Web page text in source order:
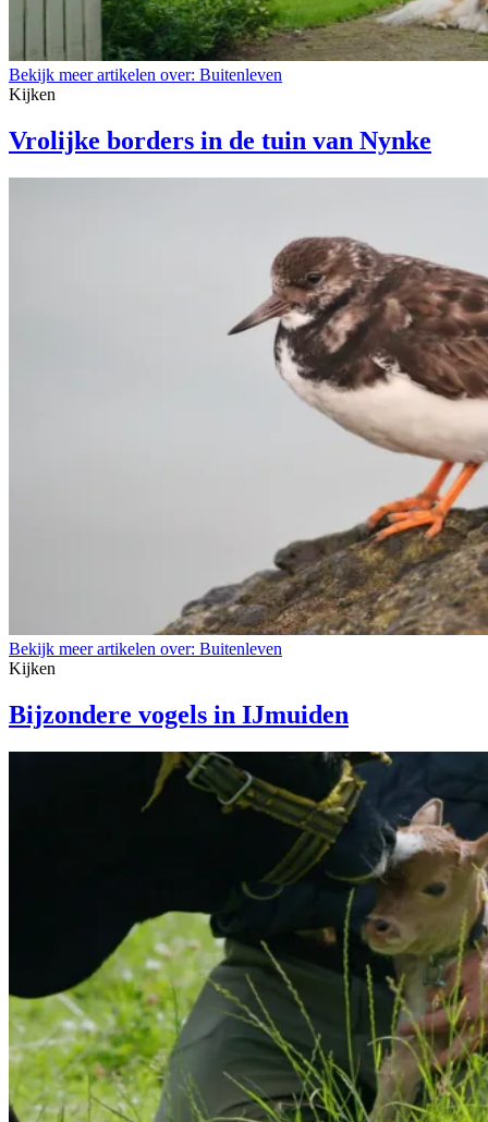
Bekijk meer artikelen over: Buitenleven
Kijken
Vrolijke borders in de tuin van Nynke
Bekijk meer artikelen over: Buitenleven
Kijken
Bijzondere vogels in IJmuiden